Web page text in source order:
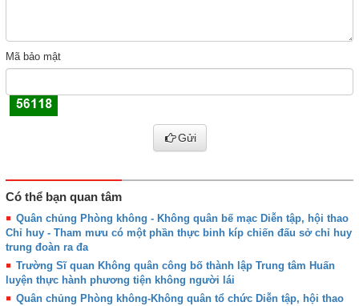
Mã bảo mật
Gửi
Có thể bạn quan tâm
Quân chủng Phòng không - Không quân bế mạc Diễn tập, hội thao
Chỉ huy - Tham mưu có một phần thực binh kíp chiến đấu sở chỉ huy
trung đoàn ra đa
Trường Sĩ quan Không quân công bố thành lập Trung tâm Huấn
luyện thực hành phương tiện không người lái
Quân chủng Phòng không-Không quân tổ chức Diễn tập, hội thao